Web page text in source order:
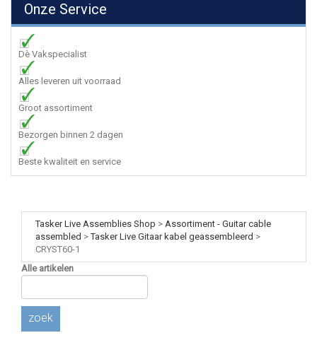
Onze Service
Dè Vakspecialist
Alles leveren uit voorraad
Groot assortiment
Bezorgen binnen 2 dagen
Beste kwaliteit en service
Tasker Live Assemblies Shop > Assortiment - Guitar cable
assembled >Tasker Live Gitaar kabel geassembleerd >
CRYST60-1
Alle artikelen
zoek